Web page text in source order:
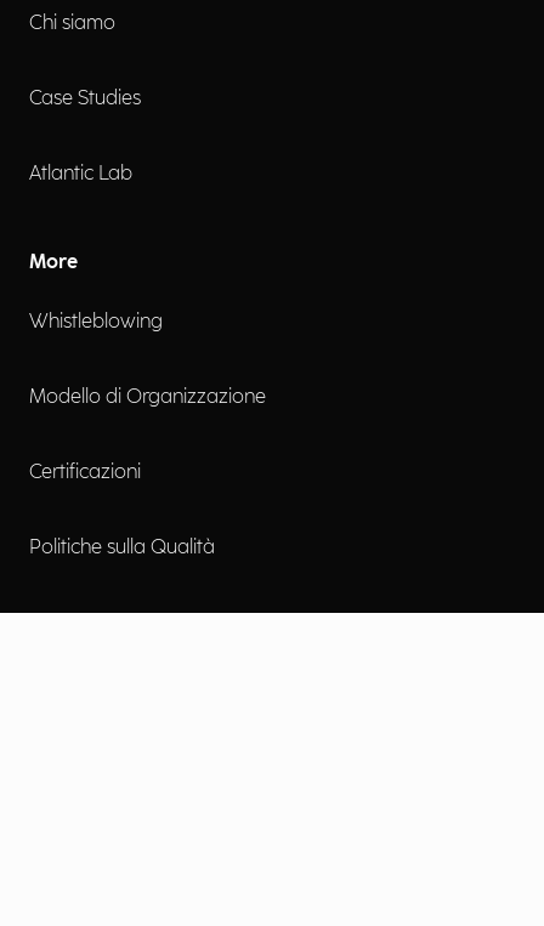
Chi siamo
Case Studies
Atlantic Lab
More
Whistleblowing
Modello di Organizzazione
Certificazioni
Politiche sulla Qualità